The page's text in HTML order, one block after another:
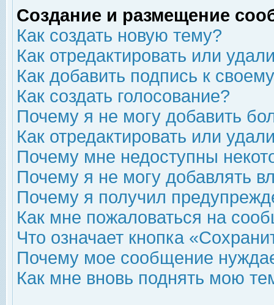
Создание и размещение
Как создать новую тему?
Как отредактировать или
Как добавить подпись к
Как создать голосование?
Почему я не могу добавить
Как отредактировать или
Почему мне недоступны
Почему я не могу добавлять
Почему я получил
Как мне пожаловаться на
Что означает кнопка
Почему мое сообщение
Как мне вновь поднять мою